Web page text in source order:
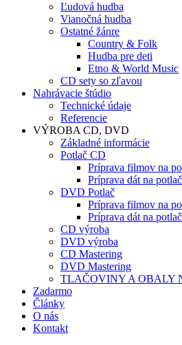
Ľudová hudba
Vianočná hudba
Ostatné žánre
Country & Folk
Hudba pre deti
Etno & World Music
CD sety so zľavou
Nahrávacie štúdio
Technické údaje
Referencie
VÝROBA CD, DVD
Základné informácie
Potlač CD
Príprava filmov na
Príprava dát na
DVD Potlač
Príprava filmov na
Príprava dát na
CD výroba
DVD výroba
CD Mastering
DVD Mastering
TLAČOVINY A OBALY
Zadarmo
Články
O nás
Kontakt